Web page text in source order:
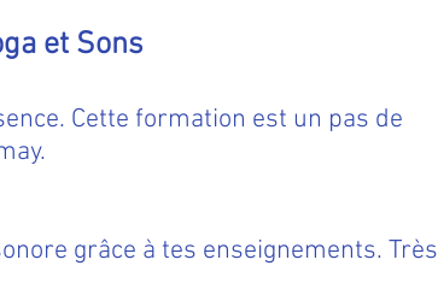
et Sons
Cette formation est un pas de
grâce à tes enseignements. Très